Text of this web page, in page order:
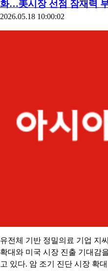
화…美시장 선점 잠재력
2026.05.18 10:00:02
유전체 기반 정밀의료 기업 지
확대와 미국 시장 진출 기대감
고 있다. 암 조기 진단 시장 확